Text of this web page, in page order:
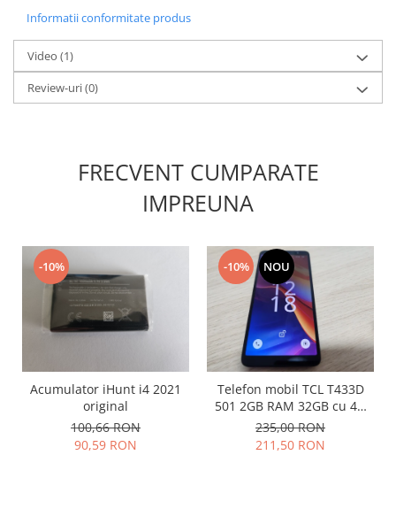
Asus
Lenovo
Nokia
Samsung
Huawei
Oppo
Sony
Rama mijloc telefon
Informatii conformitate produs
Video (1)
Review-uri(0)
FRECVENT CUMPARATE
IMPREUNA
-10%
Acumulator iHunt i4 2021
original
100,66 RON
90,59 RON
-10% NOU
Telefon mobil TCL T433D
501 2GB RAM 32GB cu 4G
impecabil
235,00 RON
211,50 RON